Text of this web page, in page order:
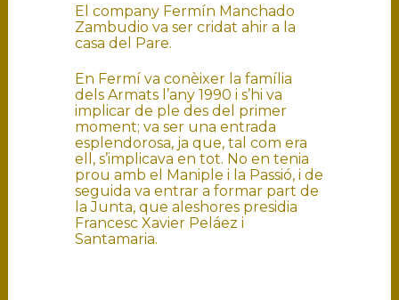
El company Fermín Manchado
Zambudio va ser cridat ahir a la
casa del Pare.
En Fermí va conèixer la família
dels Armats l’any 1990 i s’hi va
implicar de ple des del primer
moment; va ser una entrada
esplendorosa, ja que, tal com era
ell, s’implicava en tot. No en tenia
prou amb el Maniple i la Passió, i de
seguida va entrar a formar part de
la Junta, que aleshores presidia
Francesc Xavier Peláez i
Santamaria.